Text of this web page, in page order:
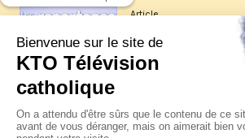
Article
Les reportages d'été
La visite pastorale
XIV à Assise à
jeudi 6 août